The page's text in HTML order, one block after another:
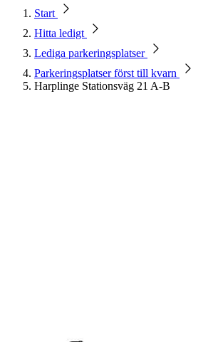
Start
Hitta ledigt
Lediga parkeringsplatser
Parkeringsplatser först till kvarn
Harplinge Stationsväg 21 A-B